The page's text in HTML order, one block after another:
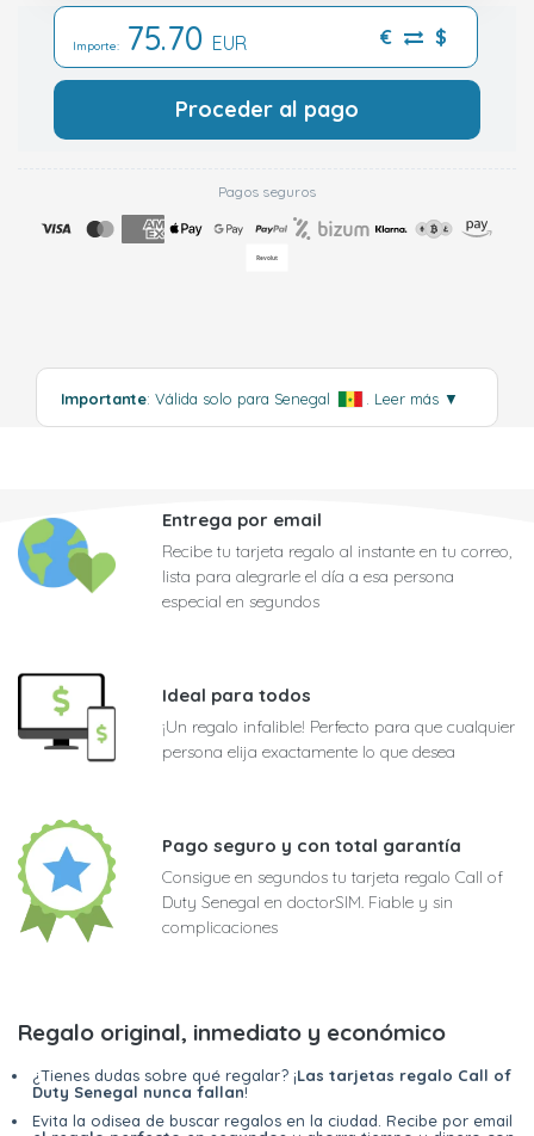
Importe: 75.70 EUR € $
Proceder al pago
Pagos seguros
Importante: Válida solo para Senegal Leer más ▼
Entrega por email
Recibe tu tarjeta regalo al instante en tu correo,
lista para alegrarle el día a esa persona
especial en segundos
Ideal para todos
¡Un regalo infalible! Perfecto para que cualquier
persona elija exactamente lo que desea
Pago seguro y con total garantía
Consigue en segundos tu tarjeta regalo Call of
Duty Senegal en doctorSIM. Fiable y sin
complicaciones
Regalo original, inmediato y económico
¿Tienes dudas sobre qué regalar? ¡Las tarjetas regalo Call of
Duty Senegal nunca fallan!
Evita la odisea de buscar regalos en la ciudad. Recibe por email